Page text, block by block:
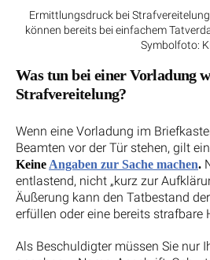
Ermittlungsdruck bei
können bereits bei einfachem
Symbolfoto:
Was tun bei einer Vorladung
Strafvereitelung?
Wenn eine Vorladung im
Beamten vor der Tür stehen, gilt
Keine Angaben zur Sache machen.
entlastend, nicht „kurz zur
Äußerung kann den Tatbestand
erfüllen oder eine bereits strafbare
Als Beschuldigter müssen Sie nur